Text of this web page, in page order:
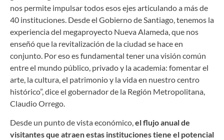
nos permite impulsar todos esos ejes articulando a más de
40 instituciones. Desde el Gobierno de Santiago, tenemos la
experiencia del megaproyecto Nueva Alameda, que nos
enseñó que la revitalización de la ciudad se hace en
conjunto. Por eso es fundamental tener una visión común
entre el mundo público, privado y la academia: fomentar el
arte, la cultura, el patrimonio y la vida en nuestro centro
histórico”, dice el gobernador de la Región Metropolitana,
Claudio Orrego.
Desde un punto de vista económico,el flujo anual de
visitantes que atraen estas instituciones tiene el potencial